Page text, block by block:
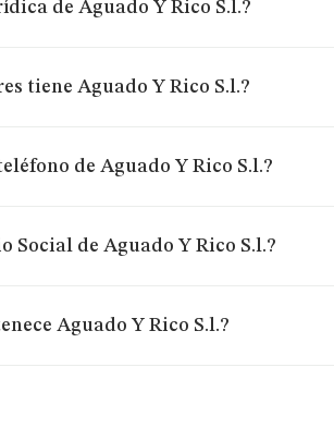
de Aguado Y Rico S.l.?
tiene Aguado Y Rico S.l.?
de Aguado Y Rico S.l.?
Social de Aguado Y Rico S.l.?
Aguado Y Rico S.l.?